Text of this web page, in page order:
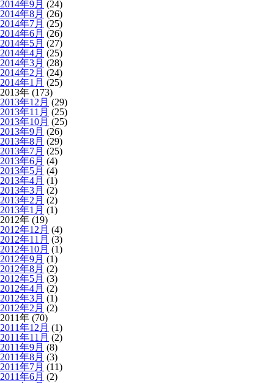
2014年9月 (24)
2014年8月 (26)
2014年7月 (25)
2014年6月 (26)
2014年5月 (27)
2014年4月 (25)
2014年3月 (28)
2014年2月 (24)
2014年1月 (25)
2013年 (173)
2013年12月 (29)
2013年11月 (25)
2013年10月 (25)
2013年9月 (26)
2013年8月 (29)
2013年7月 (25)
2013年6月 (4)
2013年5月 (4)
2013年4月 (1)
2013年3月 (2)
2013年2月 (2)
2013年1月 (1)
2012年 (19)
2012年12月 (4)
2012年11月 (3)
2012年10月 (1)
2012年9月 (1)
2012年8月 (2)
2012年5月 (3)
2012年4月 (2)
2012年3月 (1)
2012年2月 (2)
2011年 (70)
2011年12月 (1)
2011年11月 (2)
2011年9月 (8)
2011年8月 (3)
2011年7月 (11)
2011年6月 (2)